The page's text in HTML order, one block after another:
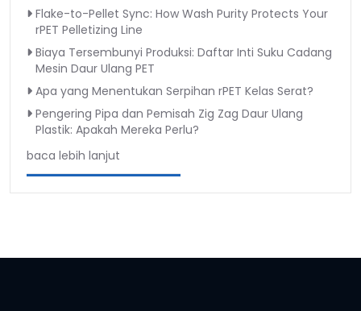
Flake-to-Pellet Sync: How Wash Purity Protects Your
rPET Pelletizing Line
Biaya Tersembunyi Produksi: Daftar Inti Suku Cadang
Mesin Daur Ulang PET
Apa yang Menentukan Serpihan rPET Kelas Serat?
Pengering Pipa dan Pemisah Zig Zag Daur Ulang
Plastik: Apakah Mereka Perlu?
baca lebih lanjut